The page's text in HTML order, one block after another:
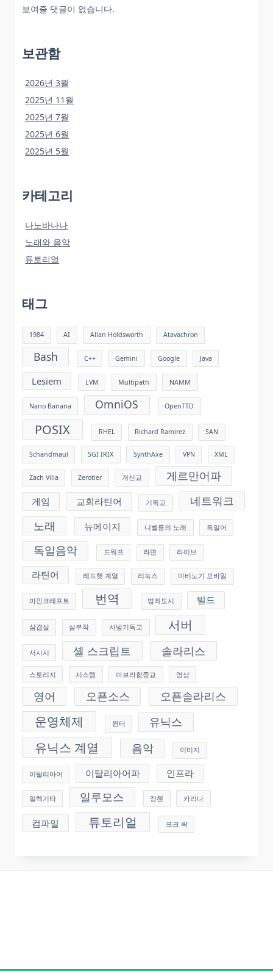
보여줄 댓글이 없습니다.
보관함
2026년 3월
2025년 11월
2025년 7월
2025년 6월
2025년 5월
카테고리
나노바나나
노래와 음악
튜토리얼
태그
1984 AI Allan Holdsworth Atavachron
Bash C++ Gemini Google Java
Lesiem LVM Multipath NAMM
Nano Banana OmniOS OpenTTD
POSIX RHEL Richard Ramirez SAN
Schandmaul SGI IRIX SynthAxe VPN XML
Zach Villa Zerotier 개신교 게르만어파
게임 교회라틴어 기독교
네트워크
노래
뉴에이지 니벨룽의 노래 독일어
독일음악 드워프 라면 라이브
라틴어 레드햇 계열 리눅스 마비노기 모바일
마인크래프트 번역 범죄도시 빌드
삼겹살 삼부작 서방기독교 서버
서사시 셸 스크립트 솔라리스
스토리지 시스템 아브라함종교 영상
영어 오픈소스 오픈솔라리스
운영체제 윈터 유닉스
유닉스 계열 음악 이미지
이탈리아어 이탈리아어파 인프라
일렉기타 일루모스 장첸 카리나
컴파일 튜토리얼 포크 락